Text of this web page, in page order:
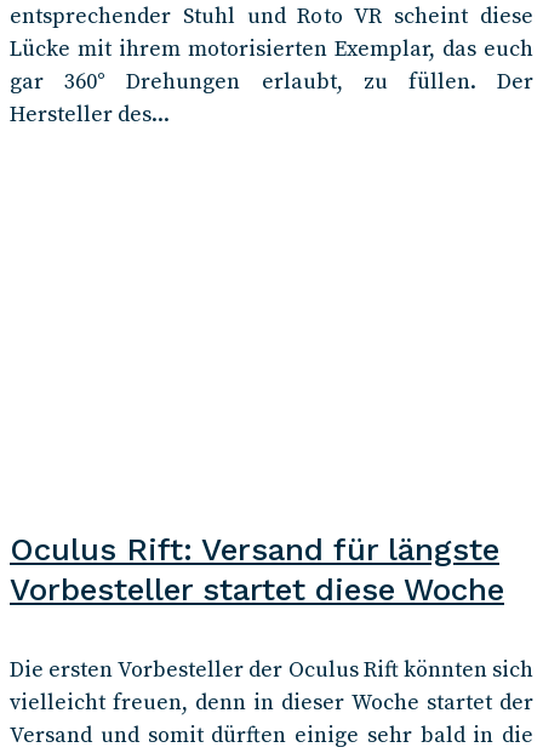
entsprechender Stuhl und Roto VR scheint diese
Lücke mit ihrem motorisierten Exemplar, das euch
gar 360° Drehungen erlaubt, zu füllen. Der
Hersteller des...
Oculus Rift: Versand für längste
Vorbesteller startet diese Woche
Die ersten Vorbesteller der Oculus Rift könnten sich
vielleicht freuen, denn in dieser Woche startet der
Versand und somit dürften einige sehr bald in die